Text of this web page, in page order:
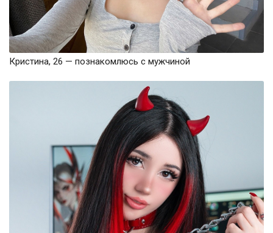
Кристина, 26 — познакомлюсь с мужчиной